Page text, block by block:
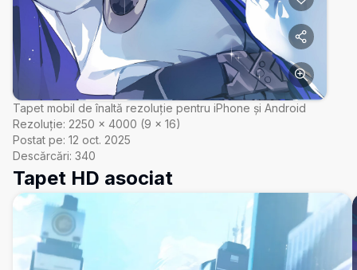
Tapet mobil de înaltă rezoluție pentru iPhone și Android
Rezoluție: 2250 × 4000 (9 × 16)
Postat pe: 12 oct. 2025
Descărcări: 340
Tapet HD asociat